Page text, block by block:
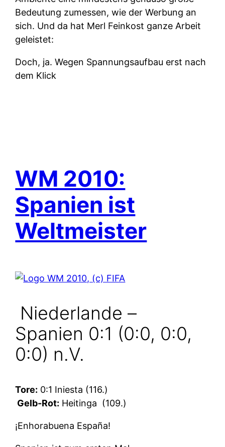
Bedeutung zumessen, wie der Werbung an
sich. Und da hat Merl Feinkost ganze Arbeit
geleistet:
Doch, ja. Wegen Spannungsaufbau erst nach
dem Klick
WM 2010:
Spanien ist
Weltmeister
Niederlande –
Spanien 0:1 (0:0, 0:0,
0:0) n.V.
Tore: 0:1 Iniesta (116.)
Gelb-Rot: Heitinga (109.)
¡Enhorabuena España!